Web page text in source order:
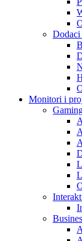
Dodaci
Monitori i